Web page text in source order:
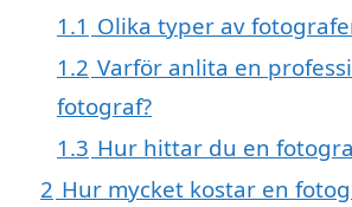
1.1 Olika typer av
1.2 Varför anlita en
fotograf?
1.3 Hur hittar du en
2 Hur mycket kostar en